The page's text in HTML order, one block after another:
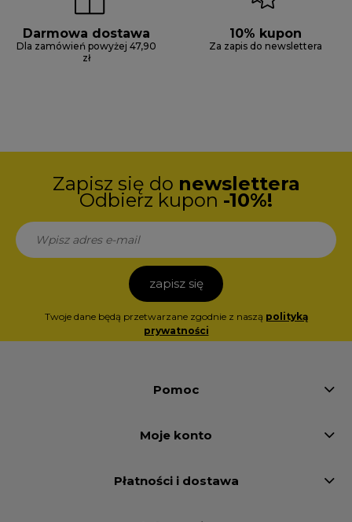
Darmowa dostawa
Dla zamówień powyżej 47,90
zł
10% kupon
Za zapis do newslettera
Zapisz się do newslettera
Odbierz kupon -10%!
zapisz się
Twoje dane będą przetwarzane zgodnie z naszą polityką
prywatności
Pomoc
Moje konto
Płatności i dostawa